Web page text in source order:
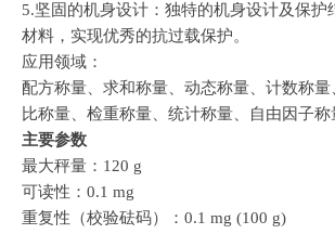
5.坚固的机身设计：独特的机身设计及保护
材料，实现优秀的抗过载保护。
应用领域：
配方称量、求和称量、动态称量、计数称
比称量、检重称量、统计称量、自由因子称
主要参数
最大秤量：120 g
可读性：0.1 mg
重复性（校验砝码）：0.1 mg (100 g)